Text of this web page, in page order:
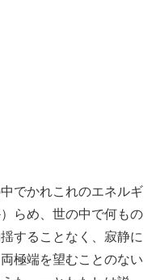
でかれこれのエネルギ
らめ、世の中で何もの
することなく、寂静に
極端を望むことのない